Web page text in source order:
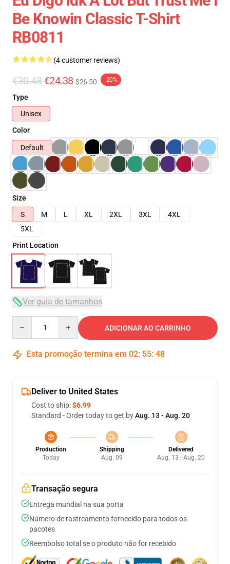
Be Knowin Classic T-Shirt
RB0811
(4 customer reviews)
€30.48 €24.38 $26.50 -20%
Type
Unisex
Color
Default
Size
S
M L XL 2XL 3XL
4XL
5XL
Print Location
Ver guia de tamanhos
ADICIONAR AO CARRINHO
Esta promoção termina em 02: 55: 48
Deliver to United States
Cost to ship:$6.99
Standard - Order today to get byAug. 13 - Aug. 20
Production
Today
Shipping
Aug. 09
Delivered
Aug. 13 - Aug. 20
Transação segura
Entrega mundial na sua porta
Número de rastreamento fornecido para todos os
pacotes
Reembolso total se o produto não for recebido